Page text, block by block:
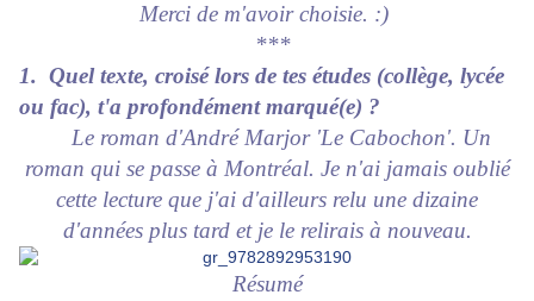
Merci de m'avoir choisie. :)
***
1. Quel texte, croisé lors de tes études (collège, lycée
ou fac), t'a profondément marqué(e) ?
Le roman d'André Marjor 'Le Cabochon'. Un
roman qui se passe à Montréal. Je n'ai jamais oublié
cette lecture que j'ai d'ailleurs relu une dizaine
d'années plus tard et je le relirais à nouveau.
Résumé